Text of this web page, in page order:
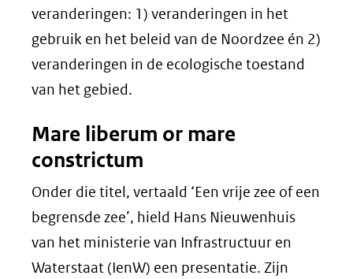
veranderingen: 1) veranderingen in het
gebruik en het beleid van de Noordzee én 2)
veranderingen in de ecologische toestand
van het gebied.
Mare liberum or mare
constrictum
Onder die titel, vertaald ‘Een vrije zee of een
begrensde zee’, hield Hans Nieuwenhuis
van het ministerie van Infrastructuur en
Waterstaat (IenW) een presentatie. Zijn